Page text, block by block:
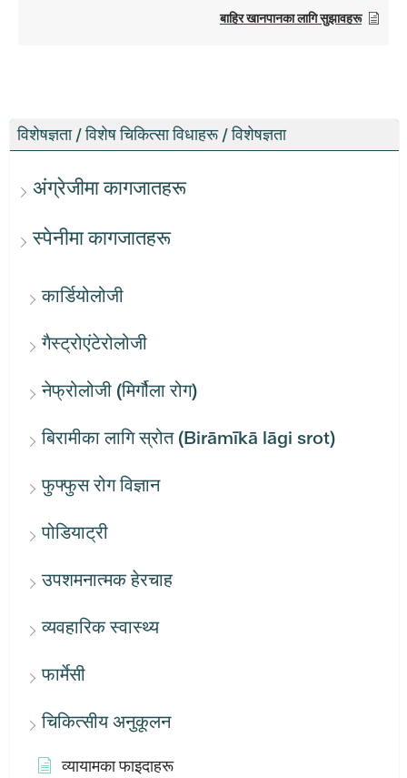
विशेषज्ञता / विशेष चिकित्सा विधाहरू / विशेषज्ञता
अंग्रेजीमा कागजातहरू
स्पेनीमा कागजातहरू
कार्डियोलोजी
गैस्ट्रोएंटेरोलोजी
नेफ्रोलोजी (मिर्गौला रोग)
बिरामीका लागि स्रोत (Birāmīkā lāgi srot)
फुफ्फुस रोग विज्ञान
पोडियाट्री
उपशमनात्मक हेरचाह
व्यवहारिक स्वास्थ्य
फार्मेसी
चिकित्सीय अनुकूलन
व्यायामका फाइदाहरू
बाहिर खानपानका लागि सुझावहरू